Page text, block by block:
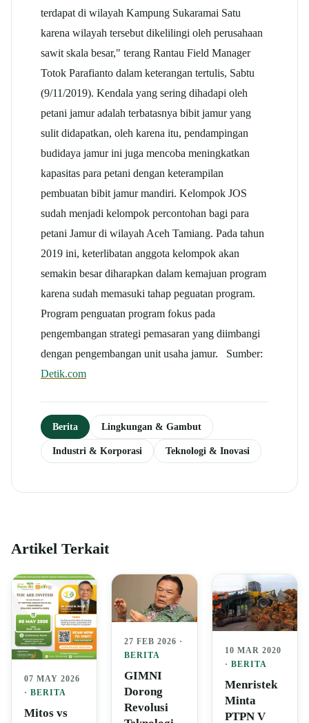
terdapat di wilayah Kampung Sukaramai Satu
karena wilayah tersebut dikelilingi oleh perusahaan
sawit skala besar," terang Rantau Field Manager
Totok Parafianto dalam keterangan tertulis, Sabtu
(9/11/2019). Kendala yang sering dihadapi oleh
petani jamur adalah terbatasnya bibit jamur yang
sulit didapatkan, oleh karena itu, pendampingan
budidaya jamur ini juga mencoba meningkatkan
kapasitas para petani dengan keterampilan
pembuatan bibit jamur mandiri. Kelompok JOS
sudah menjadi kelompok percontohan bagi para
petani Jamur di wilayah Aceh Tamiang. Pada tahun
2019 ini, keterlibatan anggota kelompok akan
semakin besar diharapkan dalam kemajuan program
karena sudah memasuki tahap peguatan program.
Program penguatan program fokus pada
pengembangan strategi pemasaran yang diimbangi
dengan pengembangan unit usaha jamur. Sumber:
Detik.com
Berita Lingkungan & Gambut
Industri & Korporasi Teknologi & Inovasi
Artikel Terkait
07 MAY 2026
· BERITA
Mitos vs
27 FEB 2026 ·
BERITA
GIMNI
Dorong
Revolusi
10 MAR 2020
· BERITA
Menristek
Minta
PTPN V